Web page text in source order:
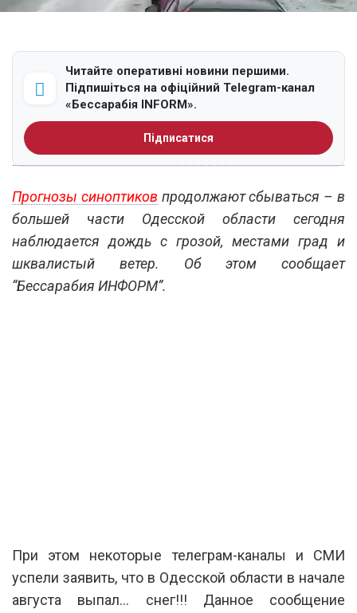
Читайте оперативні новини першими.
Підпишіться на офіційний Telegram-канал
«Бессарабія INFORM».
Підписатися
Прогнозы синоптиков продолжают сбываться – в
большей части Одесской области сегодня
наблюдается дождь с грозой, местами град и
шквалистый ветер. Об этом сообщает
“Бессарабия ИНФОРМ”.
При этом некоторые телеграм-каналы и СМИ
успели заявить, что в Одесской области в начале
августа выпал… снег!!! Данное сообщение